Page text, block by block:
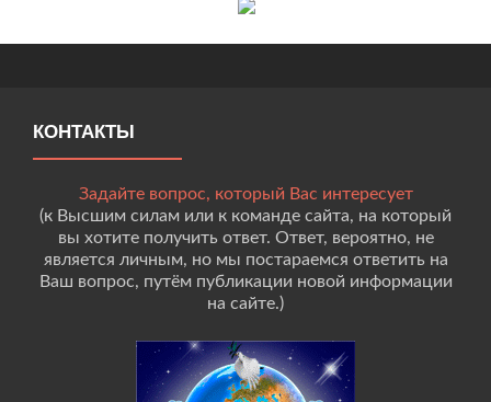
КОНТАКТЫ
Задайте вопрос, который Вас интересует
(к Высшим силам или к команде сайта, на который
вы хотите получить ответ. Ответ, вероятно, не
является личным, но мы постараемся ответить на
Ваш вопрос, путём публикации новой информации
на сайте.)